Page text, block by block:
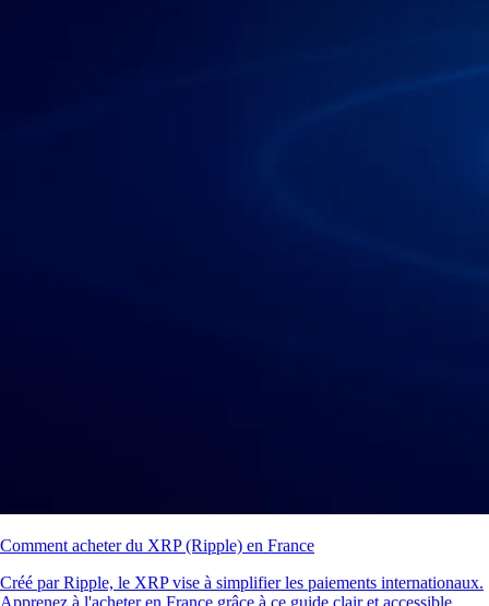
Comment acheter du XRP (Ripple) en France
Créé par Ripple, le XRP vise à simplifier les paiements internationaux.